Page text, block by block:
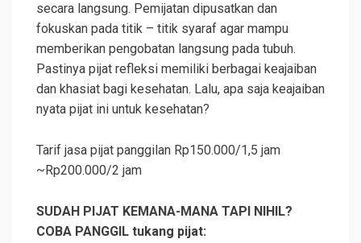
secara langsung. Pemijatan dipusatkan dan
fokuskan pada titik – titik syaraf agar mampu
memberikan pengobatan langsung pada tubuh.
Pastinya pijat refleksi memiliki berbagai keajaiban
dan khasiat bagi kesehatan. Lalu, apa saja keajaiban
nyata pijat ini untuk kesehatan?
Tarif jasa pijat panggilan Rp150.000/1,5 jam
~Rp200.000/2 jam
SUDAH PIJAT KEMANA-MANA TAPI NIHIL?
COBA PANGGIL tukang pijat: